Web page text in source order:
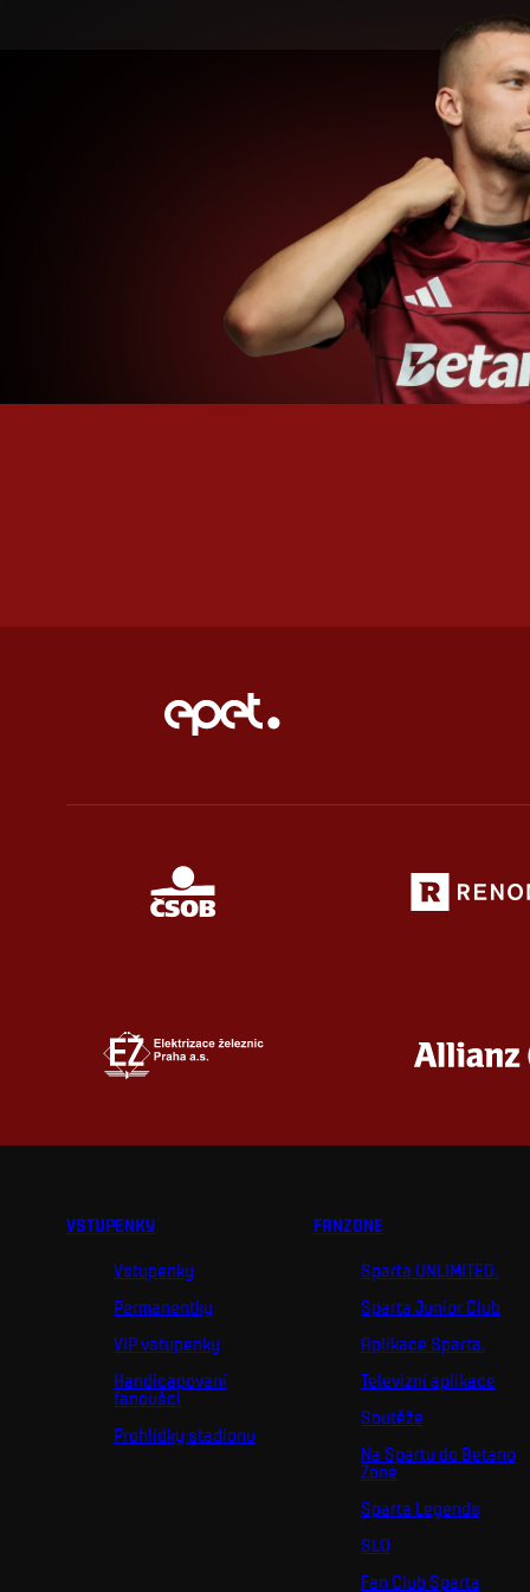
VSTUPENKY
Vstupenky
Permanentky
VIP vstupenky
Handicapovaní
fanoušci
Prohlídky stadionu
FANZONE
Sparta UNLIMITED.
Sparta Junior Club
Aplikace Sparta.
Televizní aplikace
Soutěže
Na Spartu do Betano
Zone
Sparta Legends
SLO
Fan Club Sparta